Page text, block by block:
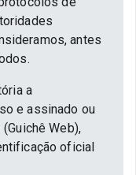
antes
a
e assinado ou
Web),
oficial